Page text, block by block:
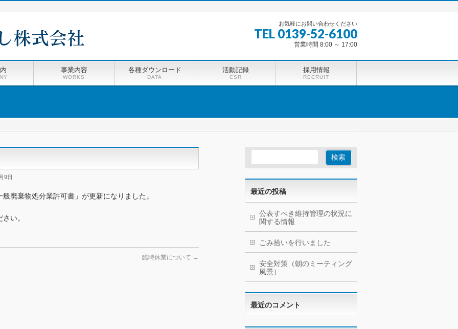
お気軽にお問い合わせください
TEL 0139-52-6100
営業時間 8:00 ～ 17:00
事業内容
WORKS
各種ダウンロード
DATA
活動記録
CSR
採用情報
RECRUIT
9日
廃棄物処分業許可書」が更新になりました。
い。
臨時休業について →
最近の投稿
公表すべき維持管理の状況に
関する情報
ごみ拾いを行いました
安全対策（朝のミーティング
風景）
最近のコメント